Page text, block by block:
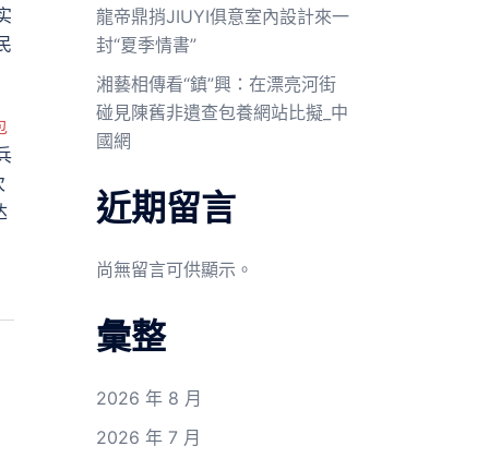
龍帝鼎捎JIUYI俱意室內設計來一
封“夏季情書”
湘藝相傳看“鎮”興：在漂亮河街
碰見陳舊非遺查包養網站比擬_中
國網
近期留言
尚無留言可供顯示。
彙整
2026 年 8 月
2026 年 7 月